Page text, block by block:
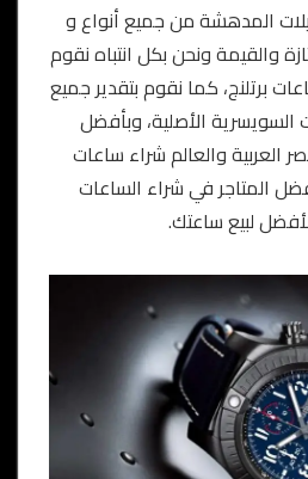
المدهشة من جميع أنواع و
والقيمة ونحن بكل انتباه نقوم
برتلنج، كما نقوم بتقدير جميع
السويسرية الأصلية، وبأفضل
العربية والعالم شراء ساعات
المتاجر في شراء الساعات
لبيع ساعتك.